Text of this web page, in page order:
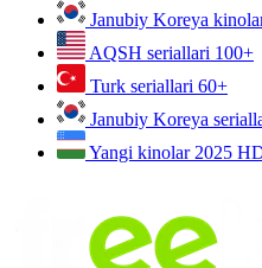
Janubiy Koreya
AQSH seriallari 100+
Turk seriallari 60+
Janubiy Koreya
Yangi kinolar 2025